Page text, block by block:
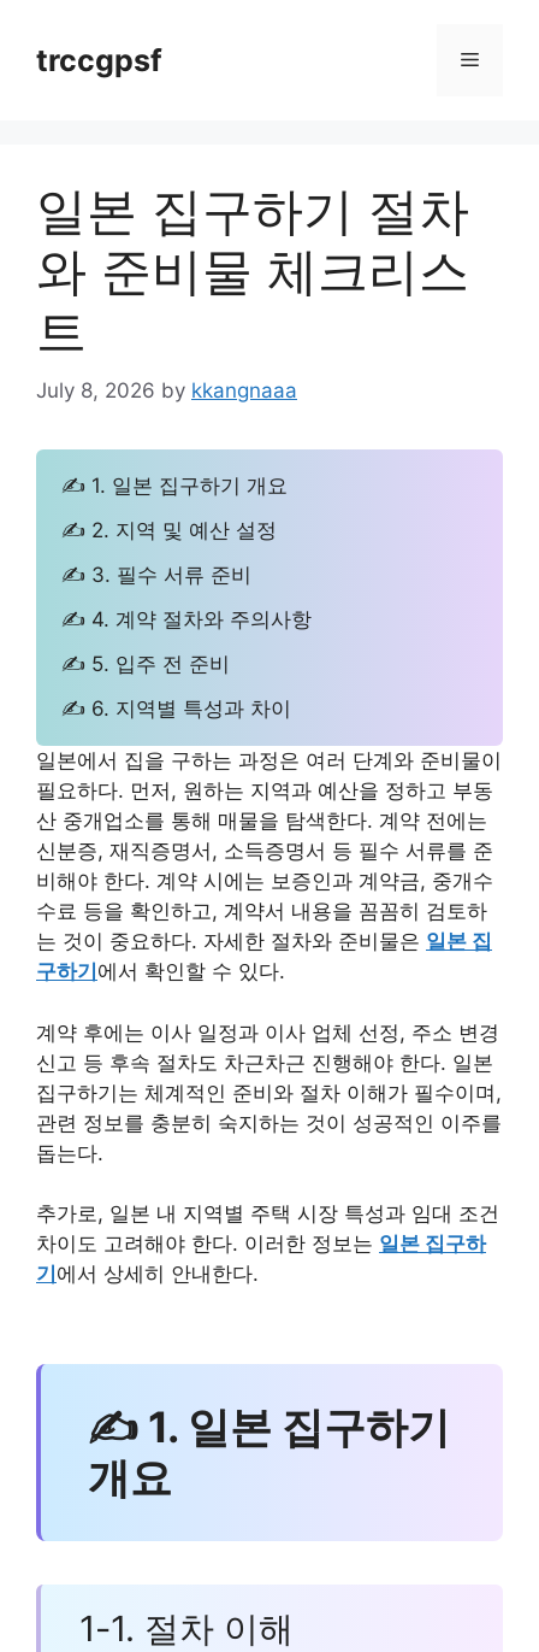
contenttrccgpsf Menu
일본 집구하기 절차
와 준비물 체크리스
트
July 8, 2026 by kkangnaaa
✍ 1. 일본 집구하기 개요
✍ 2. 지역 및 예산 설정
✍ 3. 필수 서류 준비
✍ 4. 계약 절차와 주의사항
✍ 5. 입주 전 준비
✍ 6. 지역별 특성과 차이
일본에서 집을 구하는 과정은 여러 단계와 준비물이
필요하다. 먼저, 원하는 지역과 예산을 정하고 부동
산 중개업소를 통해 매물을 탐색한다. 계약 전에는
신분증, 재직증명서, 소득증명서 등 필수 서류를 준
비해야 한다. 계약 시에는 보증인과 계약금, 중개수
수료 등을 확인하고, 계약서 내용을 꼼꼼히 검토하
는 것이 중요하다. 자세한 절차와 준비물은 일본 집
구하기 에서 확인할 수 있다.
계약 후에는 이사 일정과 이사 업체 선정, 주소 변경
신고 등 후속 절차도 차근차근 진행해야 한다. 일본
집구하기는 체계적인 준비와 절차 이해가 필수이며,
관련 정보를 충분히 숙지하는 것이 성공적인 이주를
돕는다.
추가로, 일본 내 지역별 주택 시장 특성과 임대 조건
차이도 고려해야 한다. 이러한 정보는 일본 집구하
기 에서 상세히 안내한다.
✍ 1. 일본 집구하기
개요
1-1. 절차 이해